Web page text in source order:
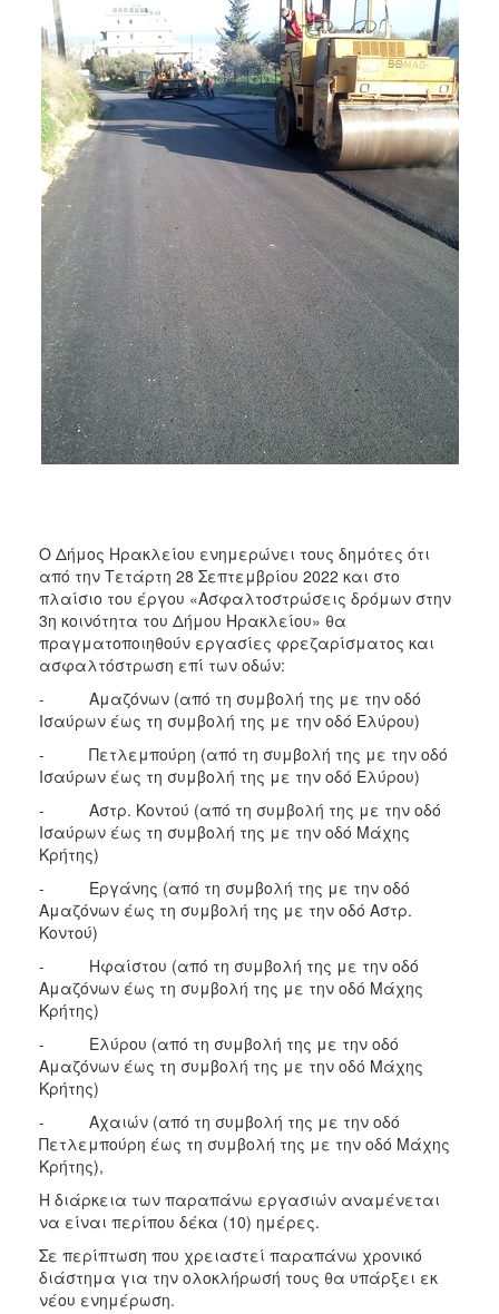
2010
2006
ΤΟΠΟΣ
ΠΟΛΙΤΙΣΜΟΣ
ΑΝΘΕΚΤΙΚΗ
ΠΟΛΗ
Ο Δήμος Ηρακλείου ενημερώνει τους δημότες ότι
από την Τετάρτη 28 Σεπτεμβρίου 2022 και στο
πλαίσιο του έργου «Ασφαλτοστρώσεις δρόμων στην
3η κοινότητα του Δήμου Ηρακλείου» θα
πραγματοποιηθούν εργασίες φρεζαρίσματος και
ασφαλτόστρωση επί των οδών:
- Αμαζόνων (από τη συμβολή της με την οδό
Ισαύρων έως τη συμβολή της με την οδό Ελύρου)
- Πετλεμπούρη (από τη συμβολή της με την οδό
Ισαύρων έως τη συμβολή της με την οδό Ελύρου)
- Αστρ. Κοντού (από τη συμβολή της με την οδό
Ισαύρων έως τη συμβολή της με την οδό Μάχης
Κρήτης)
- Εργάνης (από τη συμβολή της με την οδό
Αμαζόνων έως τη συμβολή της με την οδό Αστρ.
Κοντού)
- Ηφαίστου (από τη συμβολή της με την οδό
Αμαζόνων έως τη συμβολή της με την οδό Μάχης
Κρήτης)
- Ελύρου (από τη συμβολή της με την οδό
Αμαζόνων έως τη συμβολή της με την οδό Μάχης
Κρήτης)
- Αχαιών (από τη συμβολή της με την οδό
Πετλεμπούρη έως τη συμβολή της με την οδό Μάχης
Κρήτης),
Η διάρκεια των παραπάνω εργασιών αναμένεται
να είναι περίπου δέκα (10) ημέρες.
Σε περίπτωση που χρειαστεί παραπάνω χρονικό
διάστημα για την ολοκλήρωσή τους θα υπάρξει εκ
νέου ενημέρωση.